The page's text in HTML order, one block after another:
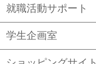
就職活動サポート
学生企画室